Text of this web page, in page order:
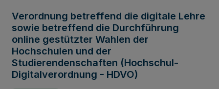
Verordnung betreffend die digitale Lehre
sowie betreffend die Durchführung
online gestützter Wahlen der
Hochschulen und der
Studierendenschaften (Hochschul-
Digitalverordnung - HDVO)